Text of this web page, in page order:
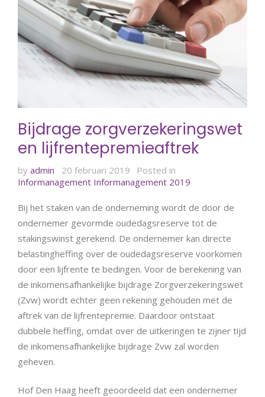
Bijdrage zorgverzekeringswet
en lijfrentepremieaftrek
by admin 20 februari 2019
Posted in
Informanagement Informanagement 2019
Bij het staken van de onderneming wordt de door de
ondernemer gevormde oudedagsreserve tot de
stakingswinst gerekend. De ondernemer kan directe
belastingheffing over de oudedagsreserve voorkomen
door een lijfrente te bedingen. Voor de berekening van
de inkomensafhankelijke bijdrage Zorgverzekeringswet
(Zvw) wordt echter geen rekening gehouden met de
aftrek van de lijfrentepremie. Daardoor ontstaat
dubbele heffing, omdat over de uitkeringen te zijner tijd
de inkomensafhankelijke bijdrage Zvw zal worden
geheven.
Hof Den Haag heeft geoordeeld dat een ondernemer